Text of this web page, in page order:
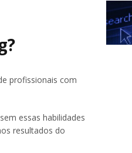
profissionais com
essas habilidades
resultados do